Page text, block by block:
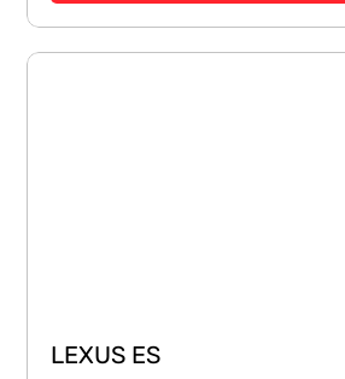
LEXUS ES